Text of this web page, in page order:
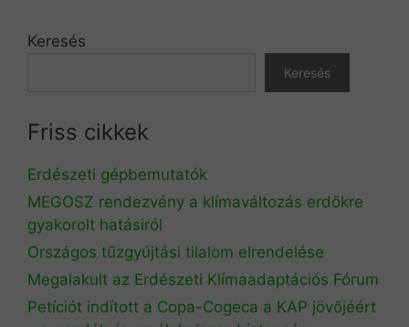
Keresés
Keresés
Friss cikkek
Erdészeti gépbemutatók
MEGOSZ rendezvény a klímaváltozás erdőkre
gyakorolt hatásiról
Országos tűzgyújtási tilalom elrendelése
Megalakult az Erdészeti Klímaadaptációs Fórum
Petíciót indított a Copa-Cogeca a KAP jövőjéért